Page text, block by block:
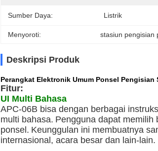
Sumber Daya: Listrik
Menyoroti: stasiun pengisian
Deskripsi Produk
Perangkat Elektronik Umum Ponsel
Fitur:
UI Multi Bahasa
APC-06B bisa dengan berbagai
multi bahasa. Pengguna dapat memilih
ponsel. Keunggulan ini membuatnya
internasional, acara besar dan lain-lain.